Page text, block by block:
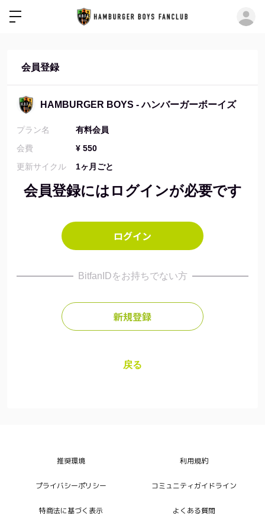
会員登録
HAMBURGER BOYS - ハンバーガーボーイズ
プラン名
有料会員
会費
¥ 550
更新サイクル
1ヶ月ごと
会員登録にはログインが必要です
ログイン
BitfanIDをお持ちでない方
新規登録
戻る
推奨環境 利用規約
プライバシーポリシー コミュニティガイドライン
特商法に基づく表示 よくある質問